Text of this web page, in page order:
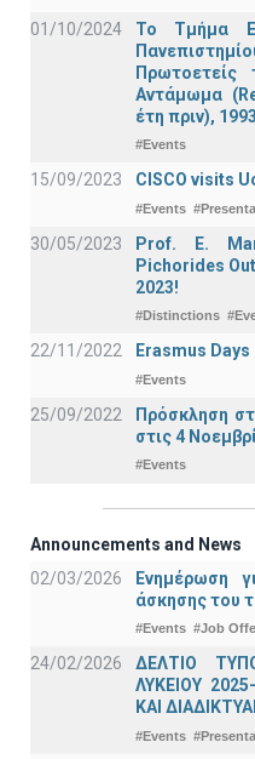
01/10/2024
Το Τμήμα
Αντάμωμα
έτη πριν),
#Events
15/09/2023 CISCO visits
#Events
30/05/2023
Prof. E.
Pichorides
2023!
#Distinctions
22/11/2022 Erasmus Days
#Events
25/09/2022
Πρόσκληση
στις 4
#Events
Announcements and News
02/03/2026
Ενημέρωση
άσκησης του
#Events #Job
24/02/2026
ΔΕΛΤΙΟ
ΛΥΚΕΙΟΥ
ΚΑΙ
#Events